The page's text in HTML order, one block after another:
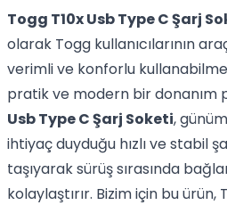
Togg T10x Usb Type C Şarj
olarak Togg kullanıcılarının
verimli ve konforlu
pratik ve modern bir donanım
Usb Type C Şarj Soketi,
ihtiyaç duyduğu hızlı ve stabil
taşıyarak sürüş sırasında
kolaylaştırır. Bizim için bu ürün,